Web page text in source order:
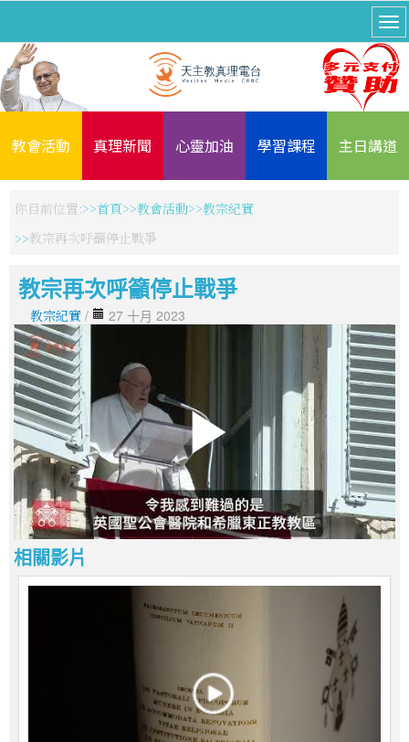
教會活動 真理新聞 心靈加油 學習課程 主日講道
你目前位置: 首頁 教會活動
教宗紀實
教宗再次呼籲停止戰爭
教宗再次呼籲停止戰爭
教宗紀實 / 27 十月 2023
相關影片